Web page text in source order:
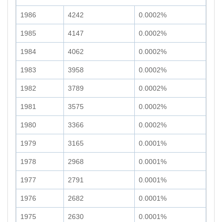
1986 4242 0.0002%
1985 4147 0.0002%
1984 4062 0.0002%
1983 3958 0.0002%
1982 3789 0.0002%
1981 3575 0.0002%
1980 3366 0.0002%
1979 3165 0.0001%
1978 2968 0.0001%
1977 2791 0.0001%
1976 2682 0.0001%
1975 2630 0.0001%